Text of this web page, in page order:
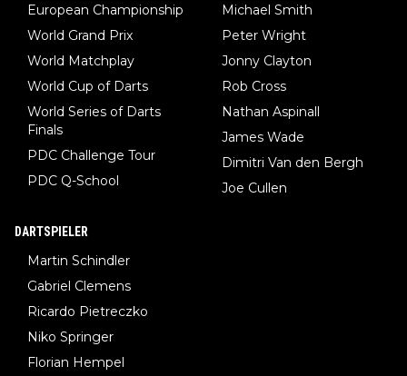
European Championship
World Grand Prix
World Matchplay
World Cup of Darts
World Series of Darts
Finals
PDC Challenge Tour
PDC Q-School
Michael Smith
Peter Wright
Jonny Clayton
Rob Cross
Nathan Aspinall
James Wade
Dimitri Van den Bergh
Joe Cullen
DARTSPIELER
Martin Schindler
Gabriel Clemens
Ricardo Pietreczko
Niko Springer
Florian Hempel